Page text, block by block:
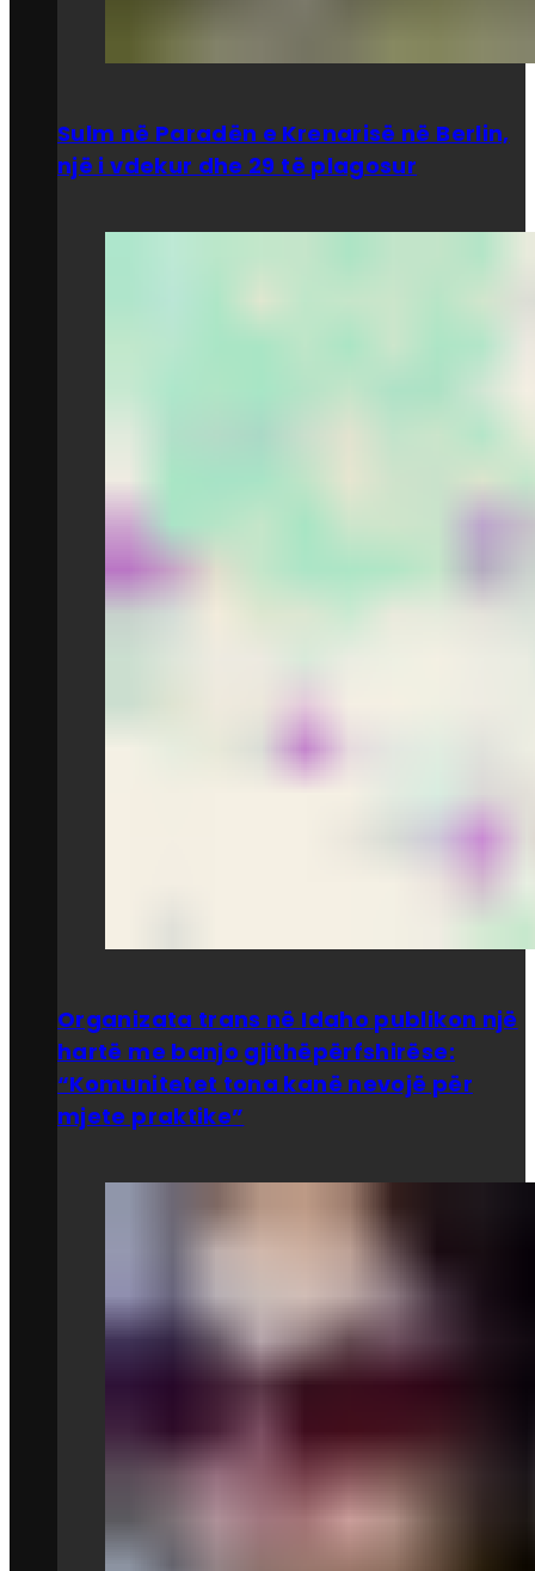
Sulm në Paradën e Krenarisë në Berlin,
një i vdekur dhe 29 të plagosur
Organizata trans në Idaho publikon një
hartë me banjo gjithëpërfshirëse:
“Komunitetet tona kanë nevojë për
mjete praktike”